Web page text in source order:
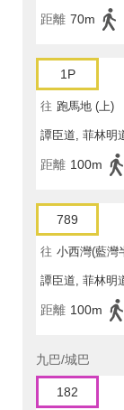
距離 70m
1P
往 跑馬地 (上)
譚臣道, 菲林明
距離 100m
789
往 小西灣(藍灣
譚臣道, 菲林明
距離 100m
九巴/城巴
182